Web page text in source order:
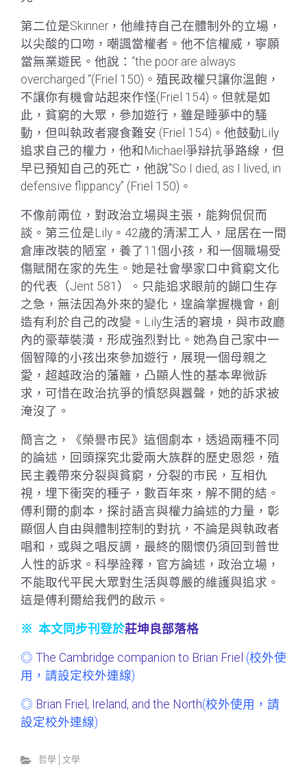
第二位是Skinner，他維持自己在體制外的立場，
以尖酸的口吻，嘲諷當權者。他不信權威，寧願
當無業遊民。他說：“the poor are always
overcharged “(Friel 150)。殖民政權只讓你溫飽，
不讓你有機會站起來作怪(Friel 154)。但就是如
此，貧窮的大眾，參加遊行，雖是睡夢中的騷
動，但叫執政者寢食難安 (Friel 154)。他鼓動Lily
追求自己的權力，他和Michael爭辯抗爭路線，但
早已預知自己的死亡，他說“So I died, as I lived, in
defensive flippancy” (Friel 150)。
不像前兩位，對政治立場與主張，能夠侃侃而
談。第三位是Lily。42歲的清潔工人，屈居在一間
倉庫改裝的陋室，養了11個小孩，和一個職場受
傷賦閒在家的先生。她是社會學家口中貧窮文化
的代表（Jent 581）。只能追求眼前的餬口生存
之急，無法因為外來的變化，遑論掌握機會，創
造有利於自己的改變。Lily生活的窘境，與市政廳
內的豪華裝潢，形成強烈對比。她為自己家中一
個智障的小孩出來參加遊行，展現一個母親之
愛，超越政治的藩籬，凸顯人性的基本卑微訴
求，可惜在政治抗爭的憤怒與囂聲，她的訴求被
淹沒了。
簡言之，《榮譽市民》這個劇本，透過兩種不同
的論述，回頭探究北愛兩大族群的歷史恩怨，殖
民主義帶來分裂與貧窮，分裂的市民，互相仇
視，埋下衝突的種子，數百年來，解不開的結。
傅利爾的劇本，探討語言與權力論述的力量，彰
顯個人自由與體制控制的對抗，不論是與執政者
唱和，或與之唱反調，最終的關懷仍須回到普世
人性的訴求。科學詮釋，官方論述，政治立場，
不能取代平民大眾對生活與尊嚴的維護與追求。
這是傅利爾給我們的啟示。
※ 本文同步刊登於莊坤良部落格
◎ The Cambridge companion to Brian Friel (校外使
用，請設定校外連線)
◎ Brian Friel, Ireland, and the North(校外使用，請
設定校外連線)
哲學│文學